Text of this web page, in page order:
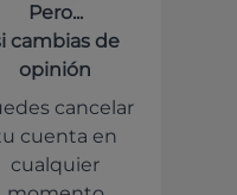
Pero...
cambias de
opinión
cancelar
cuenta en
cualquier